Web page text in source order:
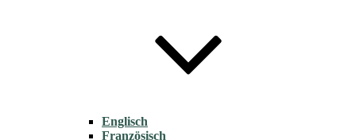
Englisch
Französisch